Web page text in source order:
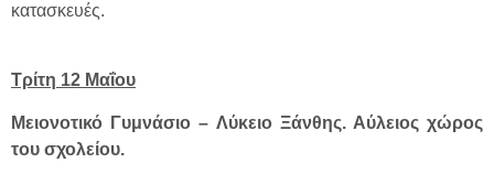
κατασκευές.
Τρίτη 12 Μαΐου
Μειονοτικό Γυμνάσιο – Λύκειο Ξάνθης. Αύλειος χώρος
του σχολείου.